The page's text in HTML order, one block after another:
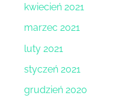
kwiecień 2021
marzec 2021
luty 2021
styczeń 2021
grudzień 2020